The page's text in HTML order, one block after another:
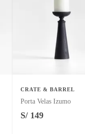
CRATE & BARREL
Porta Velas Izumo
S/ 149